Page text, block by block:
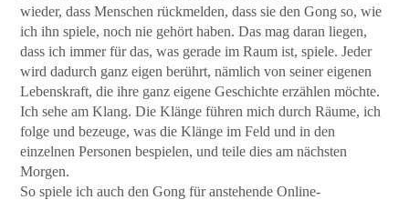
wieder, dass Menschen rückmelden, dass sie den Gong so, wie
ich ihn spiele, noch nie gehört haben. Das mag daran liegen,
dass ich immer für das, was gerade im Raum ist, spiele. Jeder
wird dadurch ganz eigen berührt, nämlich von seiner eigenen
Lebenskraft, die ihre ganz eigene Geschichte erzählen möchte.
Ich sehe am Klang. Die Klänge führen mich durch Räume, ich
folge und bezeuge, was die Klänge im Feld und in den
einzelnen Personen bespielen, und teile dies am nächsten
Morgen.
So spiele ich auch den Gong für anstehende Online-